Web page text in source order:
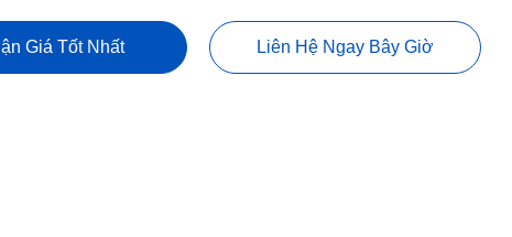
Giá Tốt Nhất Liên Hệ Ngay Bây Giờ